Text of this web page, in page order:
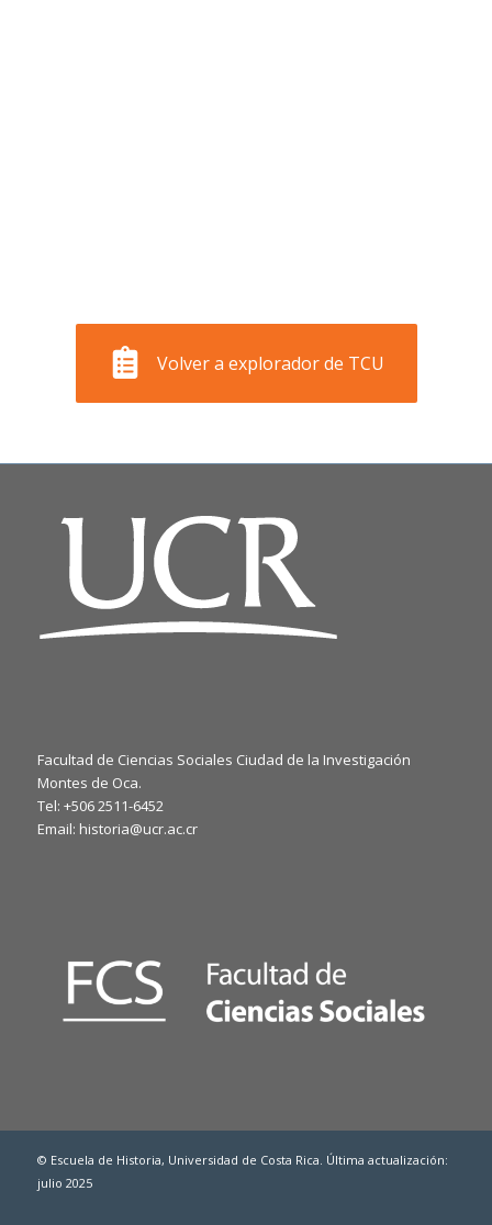
Volver a explorador de TCU
Facultad de Ciencias Sociales Ciudad de la Investigación
Montes de Oca.
Tel: +506 2511-6452
Email: historia@ucr.ac.cr
© Escuela de Historia, Universidad de Costa Rica. Última actualización:
julio 2025